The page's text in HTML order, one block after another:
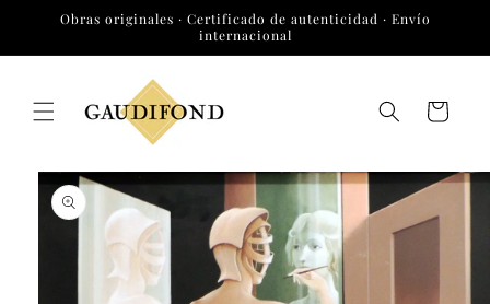
directamente
Obras originales · Certificado de autenticidad · Envío
internacional
Carrito
directamente
información
del producto